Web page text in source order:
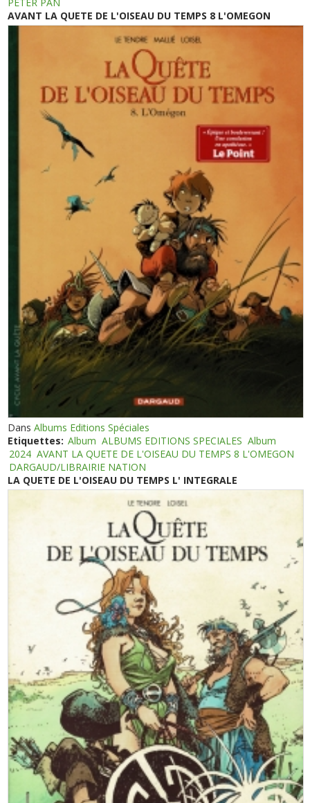
AVANT LA QUETE DE L'OISEAU DU TEMPS 8 L'OMEGON
DansAlbums Editions Spéciales
Etiquettes: Album ALBUMS EDITIONS SPECIALES Album
2024 AVANT LA QUETE DE L'OISEAU DU TEMPS 8 L'OMEGON
DARGAUD/LIBRAIRIE NATION
LA QUETE DE L'OISEAU DU TEMPS L' INTEGRALE